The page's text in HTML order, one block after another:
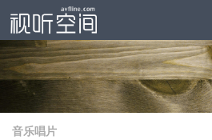
跳至内容
音乐唱片